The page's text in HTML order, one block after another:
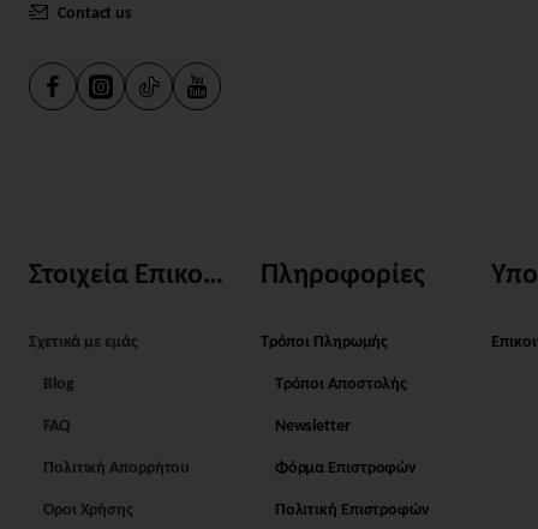
Contact us
Στοιχεία Επικοινωνίας
Σχετικά με εμάς
Blog
FAQ
Πολιτική Απορρήτου
Όροι Χρήσης
Πληροφορίες
Τρόποι Πληρωμής
Τρόποι Αποστολής
Newsletter
Φόρμα Επιστροφών
Πολιτική Επιστροφών